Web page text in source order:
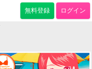
無料登録 ログイン